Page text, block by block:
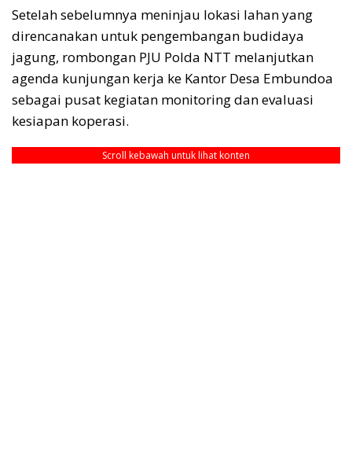
Setelah sebelumnya meninjau lokasi lahan yang
direncanakan untuk pengembangan budidaya
jagung, rombongan PJU Polda NTT melanjutkan
agenda kunjungan kerja ke Kantor Desa Embundoa
sebagai pusat kegiatan monitoring dan evaluasi
kesiapan koperasi.
Scroll kebawah untuk lihat konten